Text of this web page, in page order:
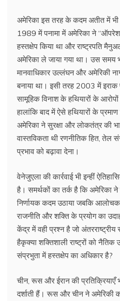
अमेरिका इस तरह के कदम अतीत में
1989 में पनामा में अमेरिका ने
हस्तक्षेप किया था और राष्ट्रपति
अमेरिका ले जाया गया था। उस समय
मानवाधिकार उल्लंघन और अमेरिकी
बनाया था। इसी तरह 2003 में
सामूहिक विनाश के हथियारों के
हालांकि बाद में ऐसे हथियारों के
अमेरिका ने सुरक्षा और लोकतंत्र की
वास्तविकता थी रणनीतिक हित, तेल
प्रभाव को बढ़ावा देना।
वेनेजुएला की कार्रवाई भी इन्हीं
है। समर्थकों का तर्क है कि अमेरिका ने
निर्णायक कदम उठाया जबकि आलोचक
राजनीति और शक्ति के प्रयोग का
केंद्र में वही प्रश्न है जो अंतरराष्ट्रीय
हैकृक्या शक्तिशाली राष्ट्रों को नैतिक
संप्रभुता में हस्तक्षेप का अधिकार है?
चीन, रूस और ईरान की प्रतिक्रियाएँ
दर्शाती हैं। रूस और चीन ने अमेरिकी